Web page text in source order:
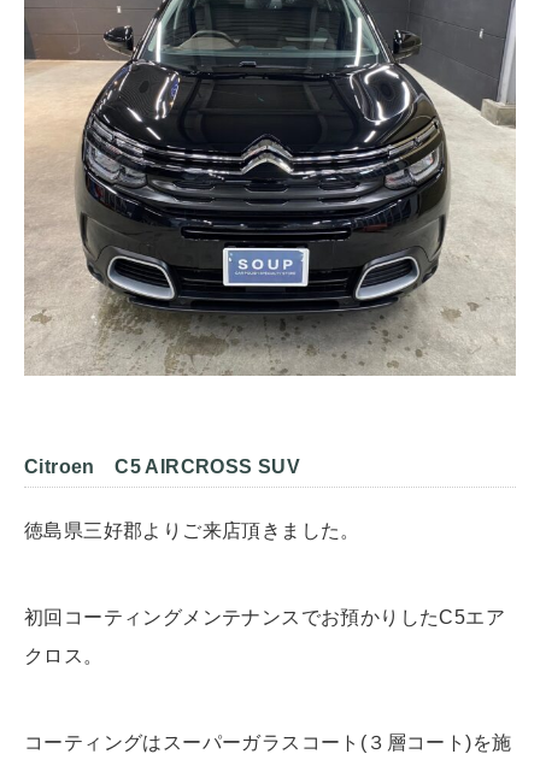
Citroen C5 AIRCROSS SUV
徳島県三好郡よりご来店頂きました。
初回コーティングメンテナンスでお預かりしたC5エア
クロス。
コーティングはスーパーガラスコート(３層コート)を施